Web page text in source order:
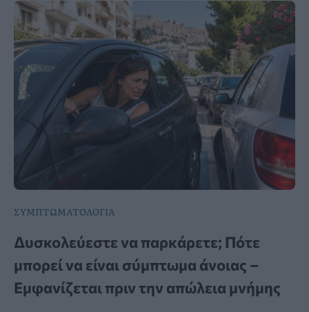
ΣΥΜΠΤΩΜΑΤΟΛΟΓΙΑ
Δυσκολεύεστε να παρκάρετε; Πότε
μπορεί να είναι σύμπτωμα άνοιας –
Εμφανίζεται πριν την απώλεια μνήμης